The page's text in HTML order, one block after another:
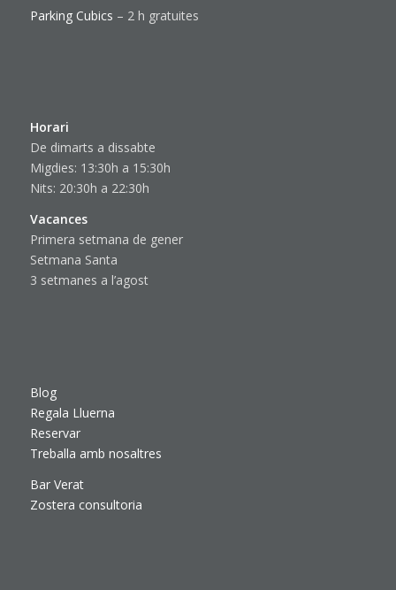
Parking Cubics – 2 h gratuites
Horari
De dimarts a dissabte
Migdies: 13:30h a 15:30h
Nits: 20:30h a 22:30h
Vacances
Primera setmana de gener
Setmana Santa
3 setmanes a l’agost
Blog
Regala Lluerna
Reservar
Treballa amb nosaltres
Bar Verat
Zostera consultoria